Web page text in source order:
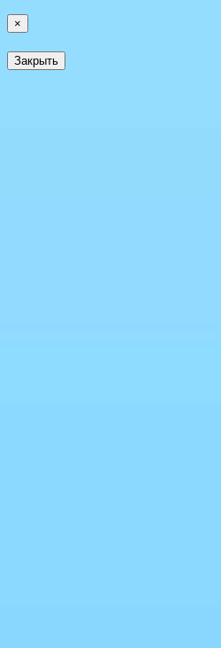
×
Закрыть